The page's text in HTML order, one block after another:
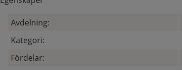
Avdelning:
Kategori:
Fördelar: